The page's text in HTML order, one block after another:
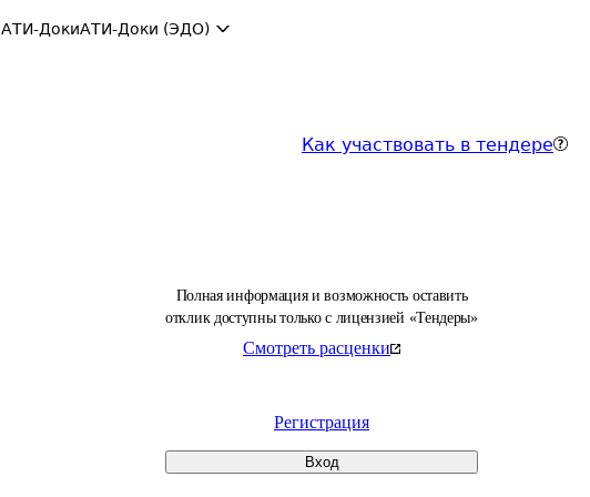
АТИ-ДокиАТИ-Доки (ЭДО)
Как участвовать в тендере
Полная информация и возможность оставить
отклик доступны только с лицензией «Тендеры»
Смотреть расценки
Регистрация
Вход